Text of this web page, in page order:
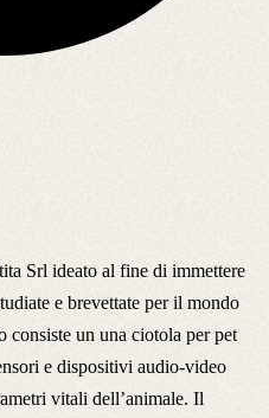
Srl ideato al fine di immettere
e brevettate per il mondo
un una ciotola per pet
e dispositivi audio-video
vitali dell’animale. Il